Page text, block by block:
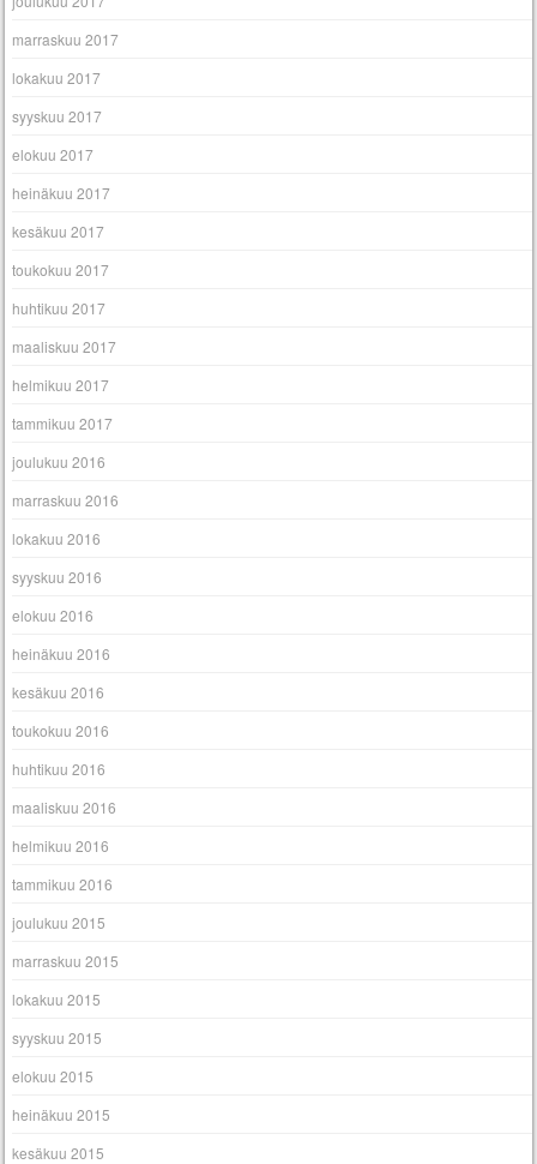
marraskuu 2017
lokakuu 2017
syyskuu 2017
elokuu 2017
heinäkuu 2017
kesäkuu 2017
toukokuu 2017
huhtikuu 2017
maaliskuu 2017
helmikuu 2017
tammikuu 2017
joulukuu 2016
marraskuu 2016
lokakuu 2016
syyskuu 2016
elokuu 2016
heinäkuu 2016
kesäkuu 2016
toukokuu 2016
huhtikuu 2016
maaliskuu 2016
helmikuu 2016
tammikuu 2016
joulukuu 2015
marraskuu 2015
lokakuu 2015
syyskuu 2015
elokuu 2015
heinäkuu 2015
kesäkuu 2015